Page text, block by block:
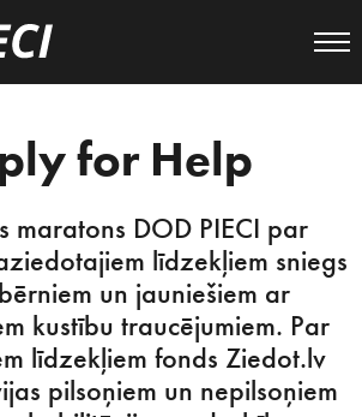
for Help
maratons DOD PIECI par
līdzekļiem sniegs
un jauniešiem ar
kustību traucējumiem. Par
līdzekļiem fonds Ziedot.lv
pilsoņiem un nepilsoņiem